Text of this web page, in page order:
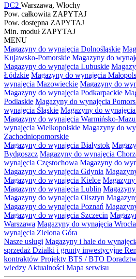
DC2 Warszawa, Włochy
Pow. całkowita ZAPYTAJ
Pow. dostępna ZAPYTAJ
Min. moduł ZAPYTAJ
MENU
Magazyny do wynajęcia Dolnośląskie
Kujawsko-Pomorskie Magazyny do
Magazyny do wynajęcia Lubuskie
Łódzkie Magazyny do wynajęcia
wynajęcia Mazowieckie Magazyny do
Magazyny do wynajęcia Podkarpackie
Podlaskie Magazyny do wynajęcia
wynajęcia Śląskie Magazyny do
Magazyny do wynajęcia Warmińsko-
wynajęcia Wielkopolskie Magazyny do
Zachodniopomorskie
Magazyny do wynajęcia Białystok
Bydgoszcz Magazyny do wynajęcia
wynajęcia Częstochowa Magazyny do
Magazyny do wynajęcia Gdynia
Magazyny do wynajęcia Kielce
Magazyny do wynajęcia Lublin
Magazyny do wynajęcia Olsztyn
Magazyny do wynajęcia Poznań
Magazyny do wynajęcia Szczecin
Warszawa Magazyny do wynajęcia
wynajęcia Zielona Góra
Nasze usługi Magazyny i hale do
sprzedaż Działki i grunty inwestycyjne
kontraktów Projekty BTS / BTO
wiedzy Aktualności Mapa serwisu